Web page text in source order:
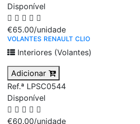
Disponível
€65.00/unidade
VOLANTES RENAULT CLIO
Interiores (Volantes)
Adicionar
Ref.ª LPSC0544
Disponível
€60.00/unidade